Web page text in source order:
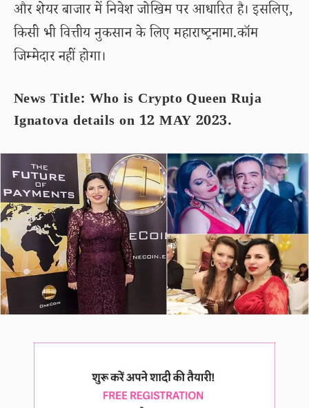
और शेयर बाजार में निवेश जोखिम पर आधारित है। इसलिए,
किसी भी वित्तीय नुकसान के लिए महाराष्ट्रनामा.कॉम
जिम्मेदार नहीं होगा।
News Title: Who is Crypto Queen Ruja
Ignatova details on 12 MAY 2023.